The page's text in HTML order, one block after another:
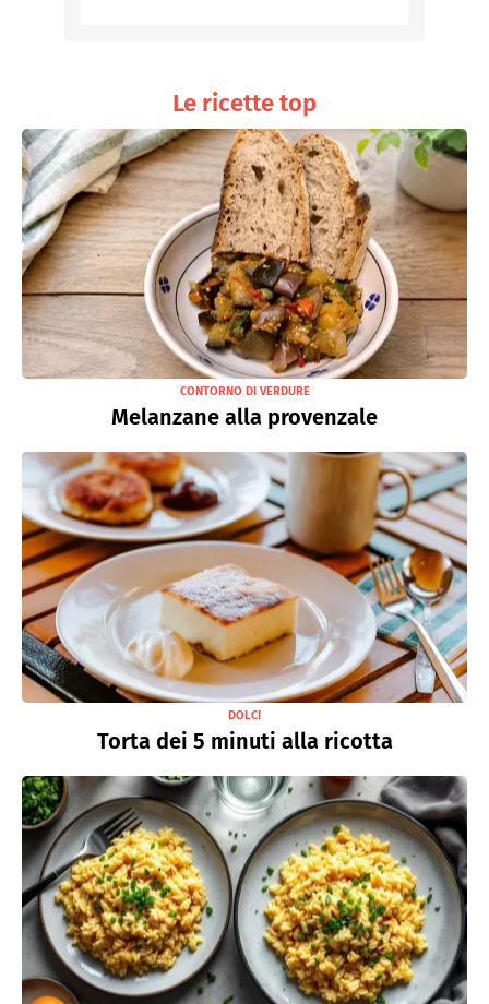
Le ricette top
CONTORNO DI VERDURE
Melanzane alla provenzale
DOLCI
Torta dei 5 minuti alla ricotta